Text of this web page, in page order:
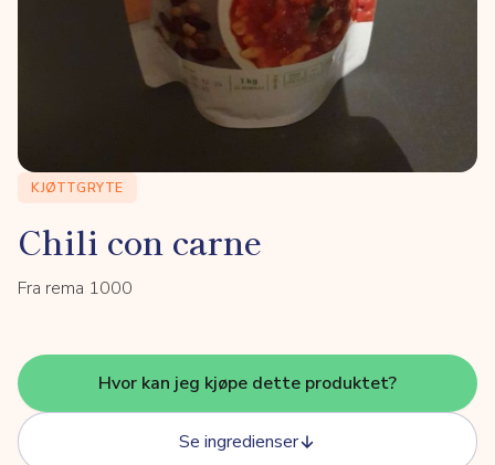
KJØTTGRYTE
Chili con carne
Fra rema 1000
Hvor kan jeg kjøpe dette produktet?
Se ingredienser